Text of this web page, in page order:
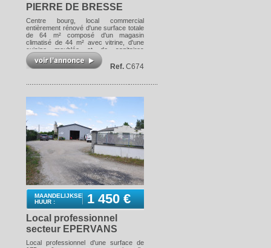
PIERRE DE BRESSE
Centre bourg, local commercial
entièrement rénové d'une surface totale
de 64 m² composé d'un magasin
climatisé de 44 m² avec vitrine, d'une
cuisine meublée et de sanitaires
complets – DISPONIBLE Les
informations sur les risques auxquels
ce bien est exposé sont disponibles sur
www.georisques.gouv.fr
Ref. C674
MAANDELIJKSE
HUUR :
1 450 €
Local professionnel
secteur EPERVANS
Local professionnel d'une surface de